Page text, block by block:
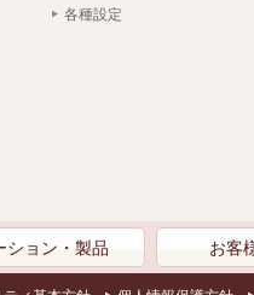
各種設定
ション・製品 お客